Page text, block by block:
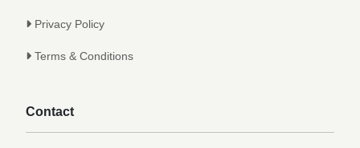
Privacy Policy
Terms & Conditions
Contact